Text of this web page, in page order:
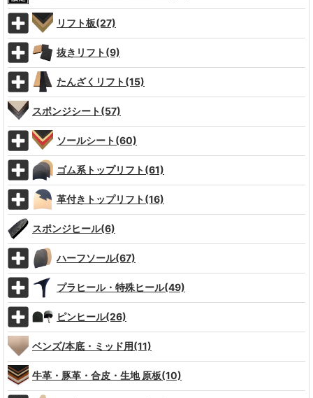
リフト板(27)
抜きリフト(9)
たんざくリフト(15)
スポンジシート(57)
ソールシート(60)
ゴム系トップリフト(61)
革付きトップリフト(16)
スポンジヒール(6)
ハーフソール(67)
プラヒール・特殊ヒール(49)
ピンヒール(26)
ベンズ/本底・ミッド用(11)
牛革・豚革・合皮・生地 原板(10)